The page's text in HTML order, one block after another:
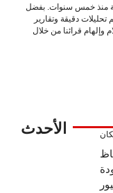
منذ خمس سنوات. بفضل
دقيقة وتقارير
قرائنا من خلال
الأحدث